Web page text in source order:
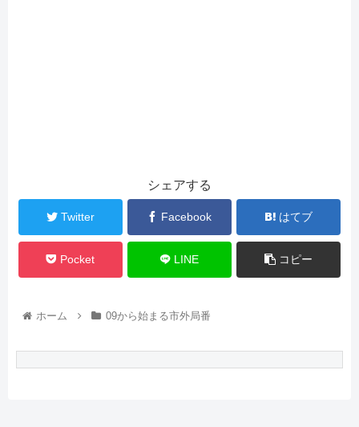
シェアする
Twitter Facebook はてブ
Pocket LINE コピー
ホーム 09から始まる市外局番